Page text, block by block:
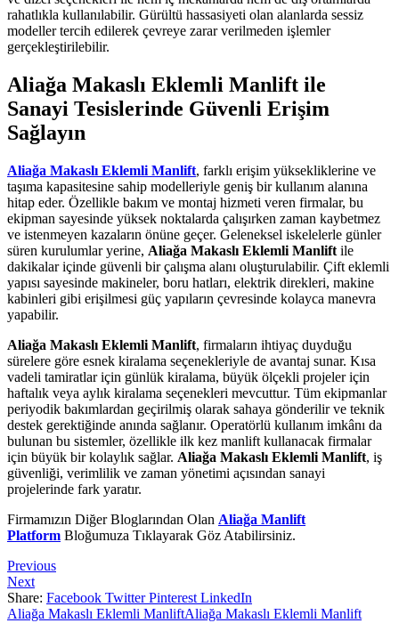
rahatlıkla kullanılabilir. Gürültü hassasiyeti olan alanlarda sessiz
modeller tercih edilerek çevreye zarar verilmeden işlemler
gerçekleştirilebilir.
Aliağa Makaslı Eklemli Manlift ile
Sanayi Tesislerinde Güvenli Erişim
Sağlayın
Aliağa Makaslı Eklemli Manlift, farklı erişim yüksekliklerine ve
taşıma kapasitesine sahip modelleriyle geniş bir kullanım alanına
hitap eder. Özellikle bakım ve montaj hizmeti veren firmalar, bu
ekipman sayesinde yüksek noktalarda çalışırken zaman kaybetmez
ve istenmeyen kazaların önüne geçer. Geleneksel iskelelerle günler
süren kurulumlar yerine, Aliağa Makaslı Eklemli Manlift ile
dakikalar içinde güvenli bir çalışma alanı oluşturulabilir. Çift eklemli
yapısı sayesinde makineler, boru hatları, elektrik direkleri, makine
kabinleri gibi erişilmesi güç yapıların çevresinde kolayca manevra
yapabilir.
Aliağa Makaslı Eklemli Manlift, firmaların ihtiyaç duyduğu
sürelere göre esnek kiralama seçenekleriyle de avantaj sunar. Kısa
vadeli tamiratlar için günlük kiralama, büyük ölçekli projeler için
haftalık veya aylık kiralama seçenekleri mevcuttur. Tüm ekipmanlar
periyodik bakımlardan geçirilmiş olarak sahaya gönderilir ve teknik
destek gerektiğinde anında sağlanır. Operatörlü kullanım imkânı da
bulunan bu sistemler, özellikle ilk kez manlift kullanacak firmalar
için büyük bir kolaylık sağlar. Aliağa Makaslı Eklemli Manlift, iş
güvenliği, verimlilik ve zaman yönetimi açısından sanayi
projelerinde fark yaratır.
Firmamızın Diğer Bloglarından Olan Aliağa Manlift
Platform Bloğumuza Tıklayarak Göz Atabilirsiniz.
Previous
Next
Share: Facebook TwitterPinterest LinkedIn
Aliağa Makaslı Eklemli ManliftAliağa Makaslı Eklemli Manlift